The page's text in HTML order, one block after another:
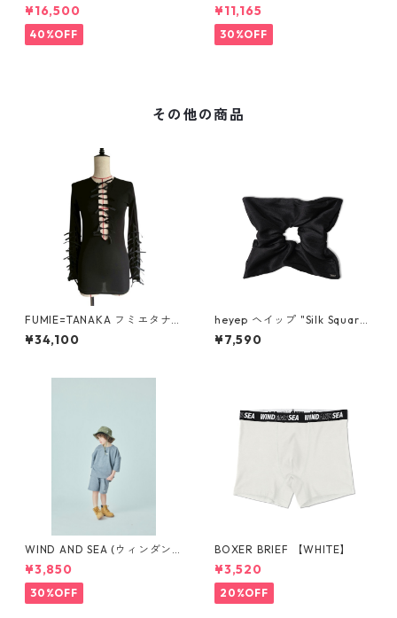
penders Highwaist Pants 12
510703
¥16,500
40%OFF
White / Cloud White / Gum
(IE3439)
¥11,165
30%OFF
その他の商品
FUMIE=TANAKA フミエタナ
カ ribbon long T F26A-42
（BLK）SIZE:1
¥34,100
heyep ヘイップ "Silk Square
Medium Scrunchie" hp0324
(BLK)
¥7,590
WIND AND SEA (ウィンダン
シー)SMOOTHY x WDS 70%
Child S/S Tee (H_GRAY)
¥3,850
30%OFF
BOXER BRIEF 【WHITE】
¥3,520
20%OFF